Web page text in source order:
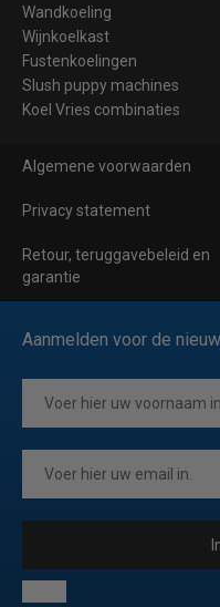
Wandkoeling
Wijnkoelkast
Fustenkoelingen
Slush puppy machines
Koel Vries combinaties
Algemene voorwaarden
Privacy statement
Retour, teruggavebeleid en
garantie
Aanmelden voor de